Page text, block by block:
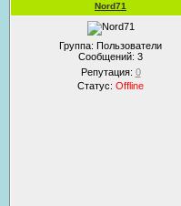
Nord71
Группа: Пользователи
Сообщений: 3
Репутация: 0
Статус: Offline